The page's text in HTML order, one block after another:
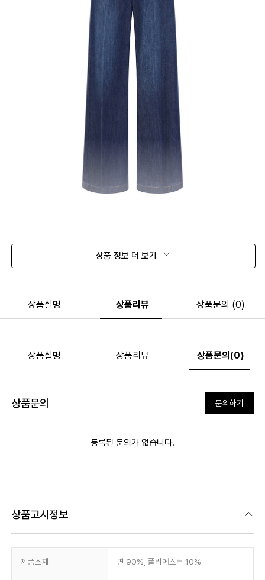
상품 정보 더 보기
상품설명 상품리뷰 상품문의 (0)
상품설명 상품리뷰 상품문의(0)
상품문의 문의하기
등록된 문의가 없습니다.
상품고시정보
제품소재 면 90%, 폴리에스터 10%